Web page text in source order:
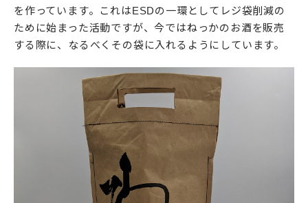
を作っています。これはESDの一環としてレジ袋削減の
ために始まった活動ですが、今ではねっかのお酒を販売
する際に、なるべくその袋に入れるようにしています。